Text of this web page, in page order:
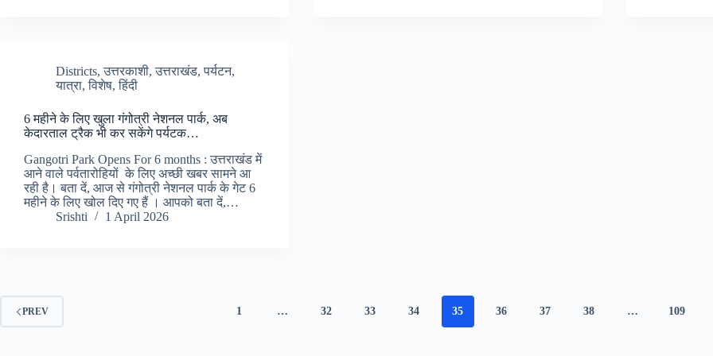
Districts,उत्तरकाशी,उत्तराखंड,पर्यटन,
यात्रा,विशेष,हिंदी
6 महीने के लिए खुला गंगोत्री नेशनल पार्क, अब
केदारताल ट्रैक भी कर सकेंगे पर्यटक…
Gangotri Park Opens For 6 months : उत्तराखंड में
आने वाले पर्वतारोहियों के लिए अच्छी खबर सामने आ
रही है। बता दें, आज से गंगोत्री नेशनल पार्क के गेट 6
महीने के लिए खोल दिए गए हैं । आपको बता दें,…
Srishti
1 April 2026
PREV 1 … 32 33 34 35 36 37 38 … 109